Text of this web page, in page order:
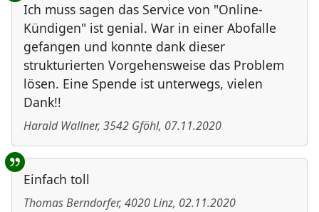
Ich muss sagen das Service von "Online-
Kündigen" ist genial. War in einer Abofalle
gefangen und konnte dank dieser
strukturierten Vorgehensweise das Problem
lösen. Eine Spende ist unterwegs, vielen
Dank!!
Harald Wallner, 3542 Gföhl, 07.11.2020
Einfach toll
Thomas Berndorfer, 4020Linz, 02.11.2020